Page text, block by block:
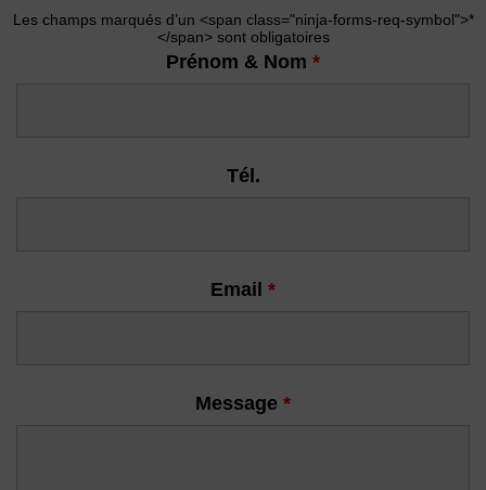
Les champs marqués d’un <span class="ninja-forms-req-symbol">*
</span> sont obligatoires
Prénom & Nom *
Tél.
Email *
Message *